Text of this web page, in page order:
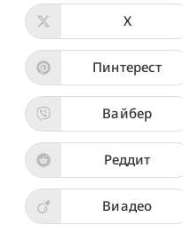
Открывается
в
новом
окне
Х
Открывается
в
новом
окне
Пинтерест
Открывается
в
новом
окне
Вайбер
Открывается
в
новом
окне
Реддит
Открывается
в
Виадео